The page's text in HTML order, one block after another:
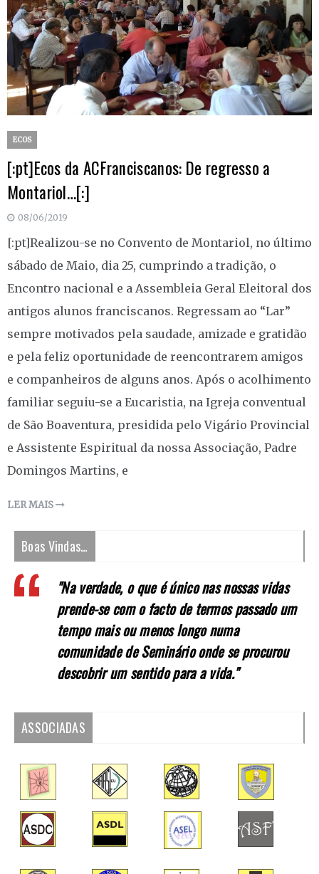
ECOS
[:pt]Ecos da ACFranciscanos: De regresso a
Montariol…[:]
08/06/2019
[:pt]Realizou-se no Convento de Montariol, no último
sábado de Maio, dia 25, cumprindo a tradição, o
Encontro nacional e a Assembleia Geral Eleitoral dos
antigos alunos franciscanos. Regressam ao “Lar”
sempre motivados pela saudade, amizade e gratidão
e pela feliz oportunidade de reencontrarem amigos
e companheiros de alguns anos. Após o acolhimento
familiar seguiu-se a Eucaristia, na Igreja conventual
de São Boaventura, presidida pelo Vigário Provincial
e Assistente Espiritual da nossa Associação, Padre
Domingos Martins, e
LER MAIS
Boas Vindas…
"Na verdade, o que é único nas nossas vidas
prende-se com o facto de termos passado um
tempo mais ou menos longo numa
comunidade de Seminário onde se procurou
descobrir um sentido para a vida."
ASSOCIADAS